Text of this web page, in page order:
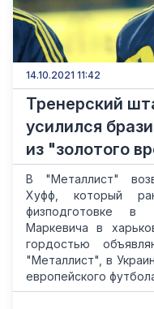
14.10.2021 11:42
Тренерский
усилился
из "золотого
В "Металлист"
Хуфф, который
физподготовке в
Маркевича в
гордостью
"Металлист", в
европейского